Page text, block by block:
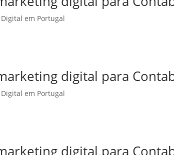
em Portugal
digital para
em Portugal
digital para